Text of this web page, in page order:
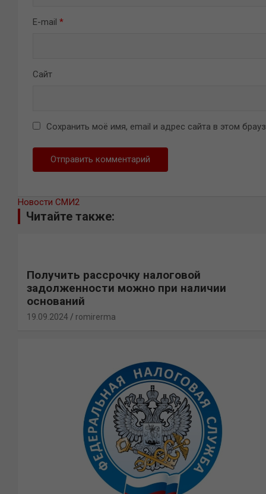
E-mail *
Сайт
Сохранить моё имя, email и адрес сайта в этом
Новости СМИ2
Читайте также:
Получить рассрочку налоговой
задолженности можно при наличии
оснований
19.09.2024 romirerma